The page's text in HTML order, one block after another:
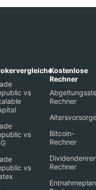
vs
vs
vs
Kostenlose
Rechner
Rechner
Bitcoin-
Rechner
Rechner